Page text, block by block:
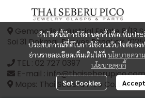
เว็บไซต์นี้มีการใช้งานคุกกี้ เพื่อเพิ่มปร
ประสบการณ์ที่ดีในการใช้งานเว็บไซต์ของ
อ่านรายละเอียดเพิ่มเติมได้ที่ นโยบายควา
นโยบายคุกกี้
Set Cookies
Gemopolis Industrial Estate 8/13
Soi 31 Dokmai, Prawes Bangkok,
TEL : 02 727 0397
E-mail : info@thaiseberupico.com
Maps: Thai Seberu Pico Co.,Ltd.